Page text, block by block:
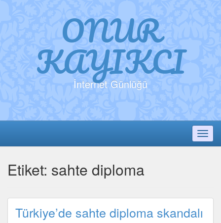
ONUR
KAYIKCI
İnternet Günlüğü
Etiket: sahte diploma
Türkiye’de sahte diploma skandalı